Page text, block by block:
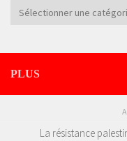
Catégories
PLUS
La résistance